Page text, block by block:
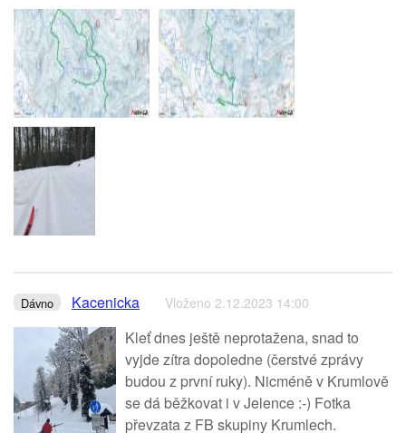
Dávno Kacenicka Vloženo 2.12.2023 14:00
Kleť dnes ještě neprotažena, snad to
vyjde zítra dopoledne (čerstvé zprávy
budou z první ruky). Nicméně v Krumlově
se dá běžkovat i v Jelence :-) Fotka
převzata z FB skupiny Krumlech.